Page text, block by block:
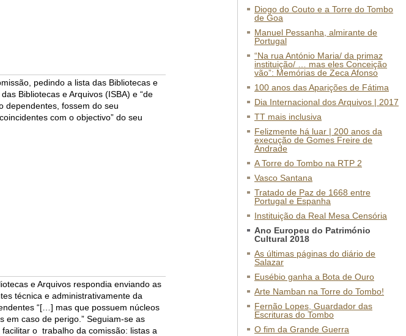
pedindo a lista das Bibliotecas e
Bibliotecas e Arquivos (ISBA) e “de
dependentes, fossem do seu
com o objectivo” do seu
e Arquivos respondia enviando as
técnica e administrativamente da
“[…] mas que possuem núcleos
em caso de perigo.” Seguiam-se as
facilitar o trabalho da comissão: listas a
Diogo do Couto e a Torre do Tombo
de Goa
Manuel Pessanha, almirante de
Portugal
“Na rua António Maria/ da primaz
instituição/ … mas eles Conceição
vão”: Memórias de Zeca Afonso
100 anos das Aparições de Fátima
Dia Internacional dos Arquivos | 2017
TT mais inclusiva
Felizmente há luar | 200 anos da
execução de Gomes Freire de
Andrade
A Torre do Tombo na RTP 2
Vasco Santana
Tratado de Paz de 1668 entre
Portugal e Espanha
Instituição da Real Mesa Censória
Ano Europeu do Património
Cultural 2018
As últimas páginas do diário de
Salazar
Eusébio ganha a Bota de Ouro
Arte Namban na Torre do Tombo!
Fernão Lopes, Guardador das
Escrituras do Tombo
O fim da Grande Guerra